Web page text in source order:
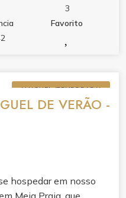
3
Favorito
ALUGUEL (TEMPORADA)
DE VERÃO -
hospedar em nosso
Meia Praia, que